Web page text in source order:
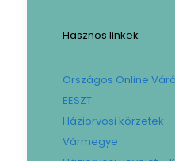
Hasznos linkek
Országos Online
EESZT
Háziorvosi körzetek
Vármegye